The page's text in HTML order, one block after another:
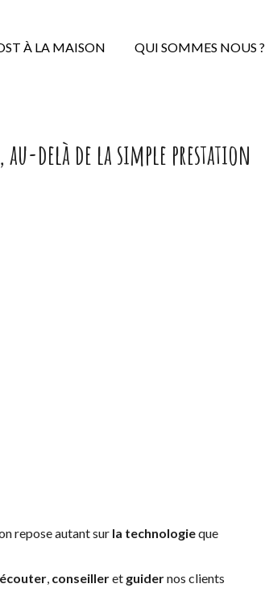
À LA MAISON QUI SOMMES NOUS ?
delà de la simple prestation
repose autant sur la technologieque
écouter, conseilleret guidernos clients